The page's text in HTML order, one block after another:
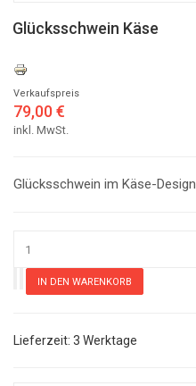
Glücksschwein Käse
Verkaufspreis
79,00 €
inkl. MwSt.
Glücksschwein im Käse-Design
3 Werktage